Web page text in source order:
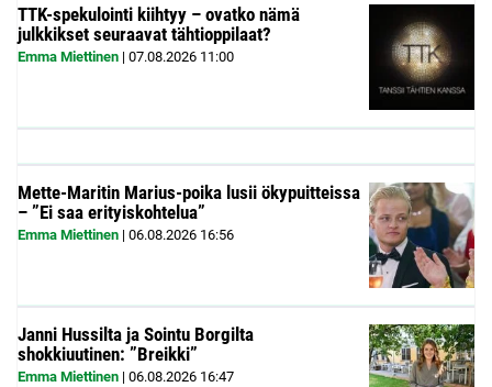
TTK-spekulointi kiihtyy – ovatko nämä
julkkikset seuraavat tähtioppilaat?
Emma Miettinen | 07.08.2026 11:00
Mette-Maritin Marius-poika lusii ökypuitteissa
– ”Ei saa erityiskohtelua”
Emma Miettinen | 06.08.2026 16:56
Janni Hussilta ja Sointu Borgilta
shokkiuutinen: ”Breikki”
Emma Miettinen | 06.08.2026 16:47